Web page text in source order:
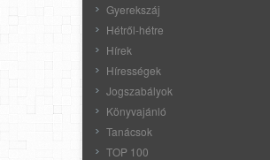
Gyerekszáj
Hétről-hétre
Hírek
Hírességek
Jogszabályok
Könyvajánló
Tanácsok
TOP 100